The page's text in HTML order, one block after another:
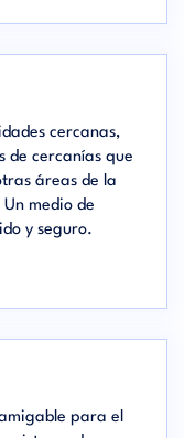
cercanas,
de cercanías que
áreas de la
medio de
y seguro.
para el